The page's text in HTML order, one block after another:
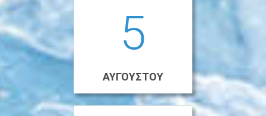
5
ΑΥΓΟΎΣΤΟΥ